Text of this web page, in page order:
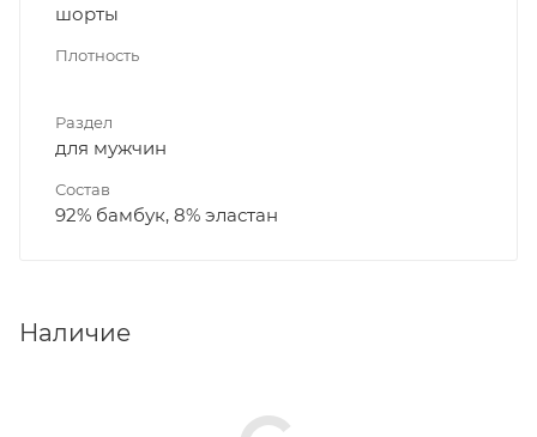
шорты
Плотность
Раздел
для мужчин
Состав
92% бамбук, 8% эластан
Наличие